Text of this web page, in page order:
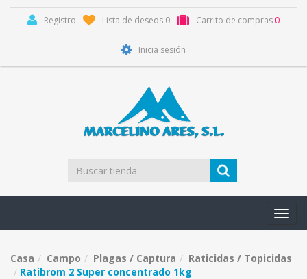
Registro Lista de deseos 0 Carrito de compras 0
Inicia sesión
Casa Campo Plagas / Captura
Raticidas / Topicidas
Ratibrom 2 Super concentrado 1kg